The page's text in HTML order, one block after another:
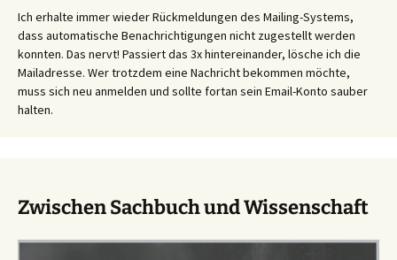
Ich erhalte immer wieder Rückmeldungen des Mailing-Systems,
dass automatische Benachrichtigungen nicht zugestellt werden
konnten. Das nervt! Passiert das 3x hintereinander, lösche ich die
Mailadresse. Wer trotzdem eine Nachricht bekommen möchte,
muss sich neu anmelden und sollte fortan sein Email-Konto sauber
halten.
Zwischen Sachbuch und Wissenschaft